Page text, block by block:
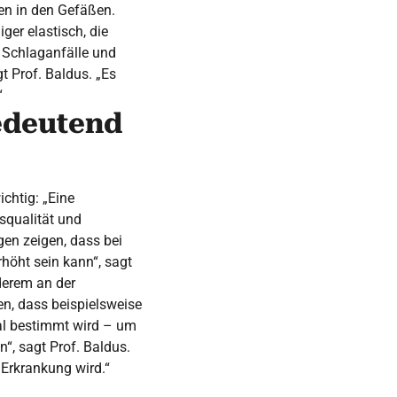
in den Gefäßen.
elastisch, die
und
Prof. Baldus. „Es
„Eine
und
zeigen, dass bei
sein kann“, sagt
an der
dass beispielsweise
bestimmt wird – um
sagt Prof. Baldus.
wird.“